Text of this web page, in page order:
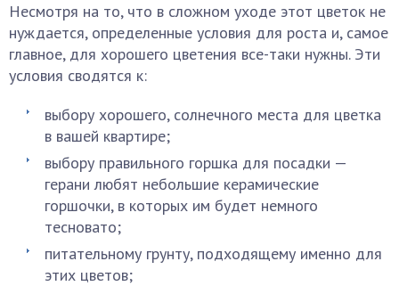
Несмотря на то, что в сложном уходе этот цветок не
нуждается, определенные условия для роста и, самое
главное, для хорошего цветения все-таки нужны. Эти
условия сводятся к:
выбору хорошего, солнечного места для цветка
в вашей квартире;
выбору правильного горшка для посадки —
герани любят небольшие керамические
горшочки, в которых им будет немного
тесновато;
питательному грунту, подходящему именно для
этих цветов;